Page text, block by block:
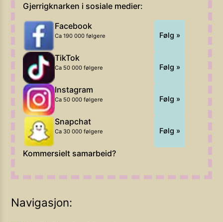
Gjerrigknarken i sosiale medier:
Facebook
Ca 190 000 følgere Følg »
TikTok
Ca 50 000 følgere Følg »
Instagram
Ca 50 000 følgere Følg »
Snapchat
Ca 30 000 følgere Følg »
Kommersielt samarbeid?
Navigasjon: